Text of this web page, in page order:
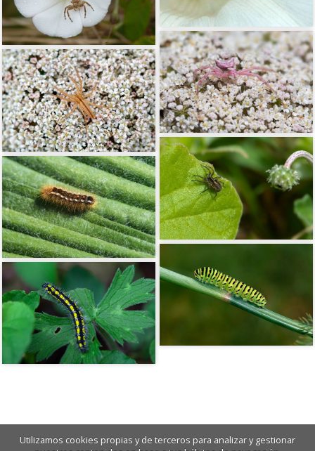
Utilizamos cookies propias y de terceros para analizar y gestionar